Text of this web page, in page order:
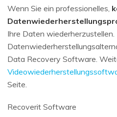
Wenn Sie ein professionelles,
Ihre Daten wiederherzustellen.
Data Recovery Software.
Seite.
Recoverit Software